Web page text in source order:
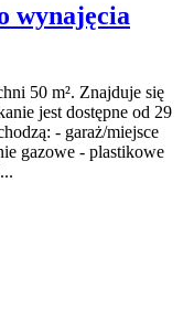
wynajęcia
50 m². Znajduje się
jest dostępne od 29
- garaż/miejsce
gazowe - plastikowe